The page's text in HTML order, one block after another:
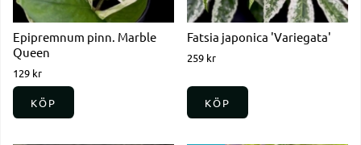
Epipremnum pinn. Marble
Queen
129 kr
KÖP
Fatsia japonica 'Variegata'
259 kr
KÖP